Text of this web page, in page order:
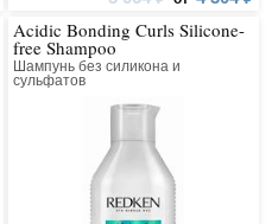
Acidic Bonding Curls Silicone-
free Shampoo
Шампунь без силикона и
сульфатов